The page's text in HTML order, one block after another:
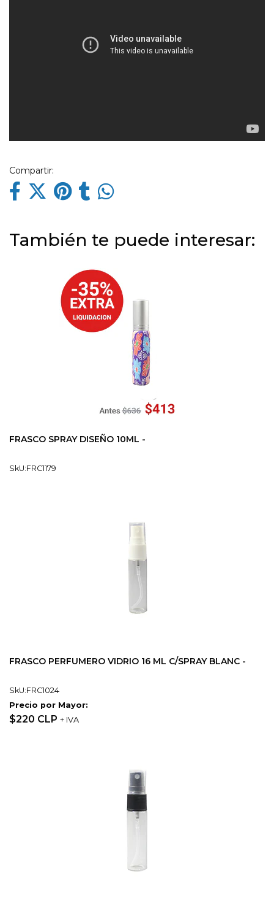
Compartir:
También te puede interesar:
FRASCO SPRAY DISEÑO 10ML -
SkU:FRC1179
FRASCO PERFUMERO VIDRIO 16 ML C/SPRAY BLANC -
SkU:FRC1024
Precio por Mayor:
$220 CLP + IVA